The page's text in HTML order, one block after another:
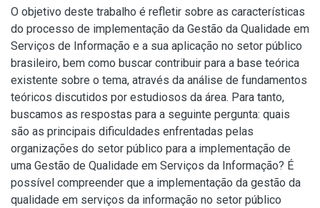
O objetivo deste trabalho é refletir sobre as características
do processo de implementação da Gestão da Qualidade em
Serviços de Informação e a sua aplicação no setor público
brasileiro, bem como buscar contribuir para a base teórica
existente sobre o tema, através da análise de fundamentos
teóricos discutidos por estudiosos da área. Para tanto,
buscamos as respostas para a seguinte pergunta: quais
são as principais dificuldades enfrentadas pelas
organizações do setor público para a implementação de
uma Gestão de Qualidade em Serviços da Informação? É
possível compreender que a implementação da gestão da
qualidade em serviços da informação no setor público